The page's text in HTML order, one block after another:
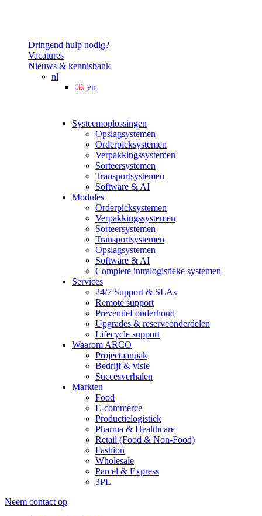
Dringend hulp nodig?
Vacatures
Nieuws & kennisbank
nl
en
Systeemoplossingen
Opslagsystemen
Orderpicksystemen
Verpakkingssystemen
Sorteersystemen
Transportsystemen
Software & AI
Modules
Orderpicksystemen
Verpakkingssystemen
Sorteersystemen
Transportsystemen
Opslagsystemen
Software & AI
Complete intralogistieke systemen
Services
24/7 Support & SLAs
Remote support
Preventief onderhoud
Upgrades & reserveonderdelen
Lifecycle support
Waarom ARCO
Projectaanpak
Bedrijf & visie
Succesverhalen
Markten
Food
E-commerce
Productielogistiek
Pharma & Healthcare
Retail (Food & Non-Food)
Fashion
Wholesale
Parcel & Express
3PL
Neem contact op